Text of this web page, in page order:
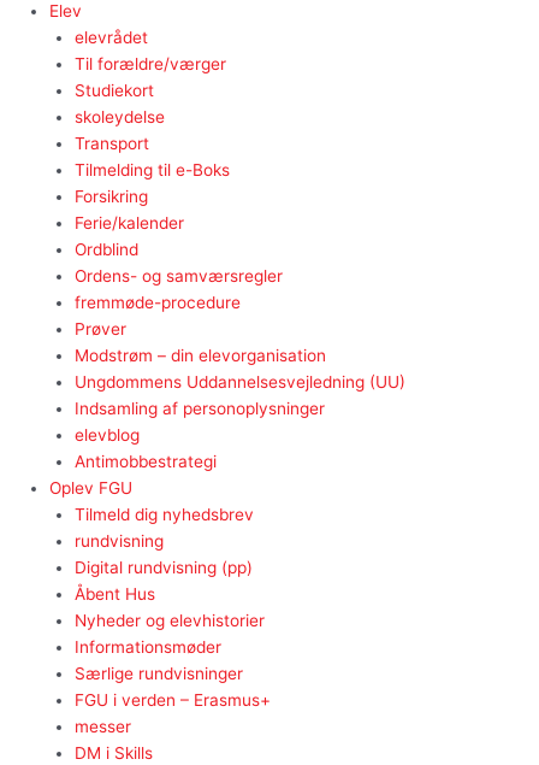
Elev
elevrådet
Til forældre/værger
Studiekort
skoleydelse
Transport
Tilmelding til e-Boks
Forsikring
Ferie/kalender
Ordblind
Ordens- og samværsregler
fremmøde-procedure
Prøver
Modstrøm – din elevorganisation
Ungdommens Uddannelsesvejledning (UU)
Indsamling af personoplysninger
elevblog
Antimobbestrategi
Oplev FGU
Tilmeld dig nyhedsbrev
rundvisning
Digital rundvisning (pp)
Åbent Hus
Nyheder og elevhistorier
Informationsmøder
Særlige rundvisninger
FGU i verden – Erasmus+
messer
DM i Skills